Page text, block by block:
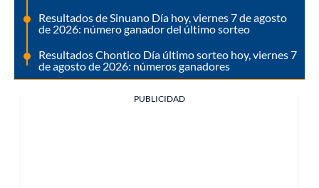
Resultados de Sinuano Día hoy, viernes 7 de agosto
de 2026: número ganador del último sorteo
Resultados Chontico Día último sorteo hoy, viernes 7
de agosto de 2026: números ganadores
PUBLICIDAD